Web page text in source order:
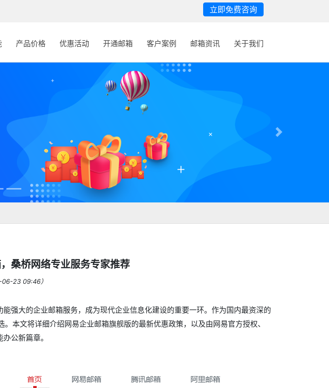
立即免费咨询
产品价格 优惠活动 开通邮箱 客户案例 邮箱资讯 关于我们
Next
桑桥网络专业服务专家推荐
23 09:46）
强大的企业邮箱服务，成为现代企业信息化建设的重要一环。作为国内最资深的
本文将详细介绍网易企业邮箱旗舰版的最新优惠政策，以及由网易官方授权、
公新篇章。